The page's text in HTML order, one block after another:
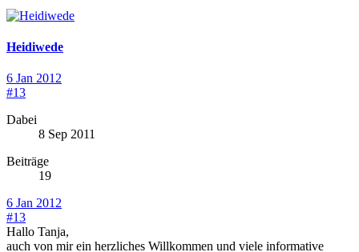
Heidiwede
6 Jan 2012
#13
Dabei
8 Sep 2011
Beiträge
19
6 Jan 2012
#13
Hallo Tanja,
auch von mir ein herzliches Willkommen und viele informative